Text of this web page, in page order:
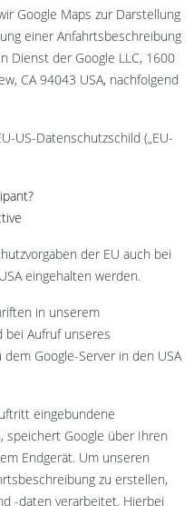
Google Maps zur Darstellung
einer Anfahrtsbeschreibung
Dienst der Google LLC, 1600
CA 94043 USA, nachfolgend
US-Datenschutzschild („EU-
der EU auch bei
eingehalten werden.
in unserem
Aufruf unseres
Google-Server in den USA
eingebundene
speichert Google über Ihren
Endgerät. Um unseren
zu erstellen,
-daten verarbeitet. Hierbei